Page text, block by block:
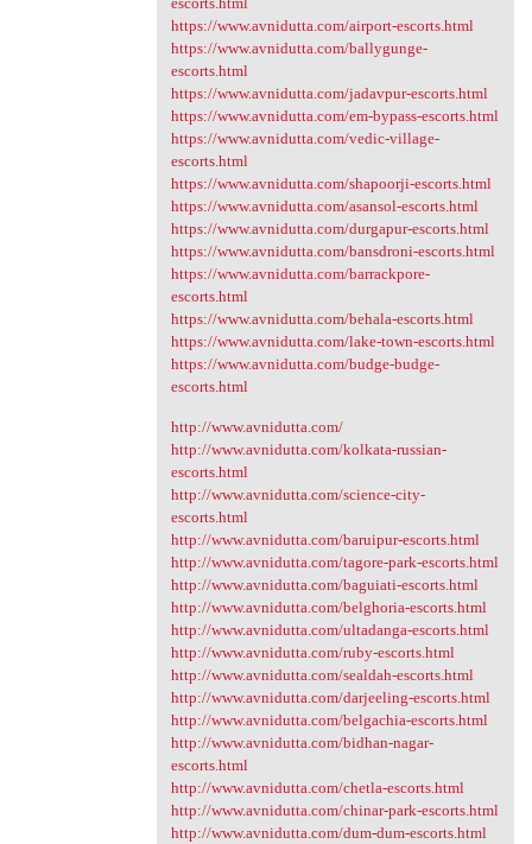
https://www.avnidutta.com/airport-escorts.html
https://www.avnidutta.com/ballygunge-
escorts.html
https://www.avnidutta.com/jadavpur-escorts.html
https://www.avnidutta.com/em-bypass-escorts.html
https://www.avnidutta.com/vedic-village-
escorts.html
https://www.avnidutta.com/shapoorji-escorts.html
https://www.avnidutta.com/asansol-escorts.html
https://www.avnidutta.com/durgapur-escorts.html
https://www.avnidutta.com/bansdroni-escorts.html
https://www.avnidutta.com/barrackpore-
escorts.html
https://www.avnidutta.com/behala-escorts.html
https://www.avnidutta.com/lake-town-escorts.html
https://www.avnidutta.com/budge-budge-
escorts.html
http://www.avnidutta.com/
http://www.avnidutta.com/kolkata-russian-
escorts.html
http://www.avnidutta.com/science-city-
escorts.html
http://www.avnidutta.com/baruipur-escorts.html
http://www.avnidutta.com/tagore-park-escorts.html
http://www.avnidutta.com/baguiati-escorts.html
http://www.avnidutta.com/belghoria-escorts.html
http://www.avnidutta.com/ultadanga-escorts.html
http://www.avnidutta.com/ruby-escorts.html
http://www.avnidutta.com/sealdah-escorts.html
http://www.avnidutta.com/darjeeling-escorts.html
http://www.avnidutta.com/belgachia-escorts.html
http://www.avnidutta.com/bidhan-nagar-
escorts.html
http://www.avnidutta.com/chetla-escorts.html
http://www.avnidutta.com/chinar-park-escorts.html
http://www.avnidutta.com/dum-dum-escorts.html